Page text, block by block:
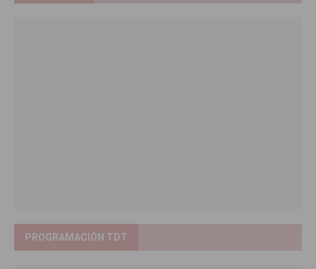
PROGRAMACIÓN TDT